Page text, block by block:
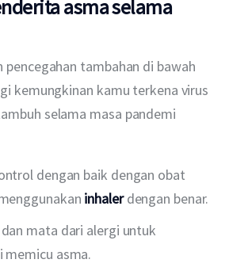
asma selama
tambahan di bawah
kemungkinan kamu terkena virus
selama masa pandemi
dengan baik dengan obat
inhalerdengan benar.
mata dari alergi untuk
memicu asma.